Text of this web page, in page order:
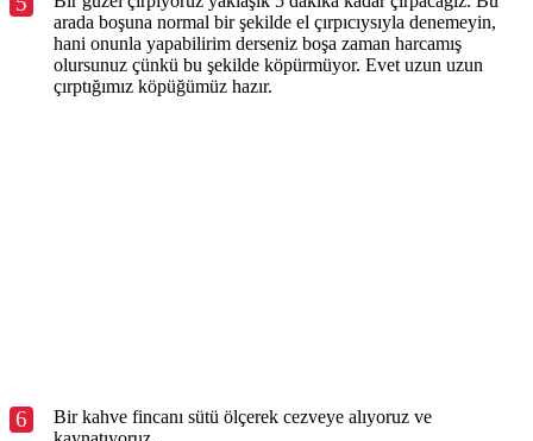
arada boşuna normal bir şekilde el çırpıcıysıyla denemeyin,
hani onunla yapabilirim derseniz boşa zaman harcamış
olursunuz çünkü bu şekilde köpürmüyor. Evet uzun uzun
çırptığımız köpüğümüz hazır.
6
Bir kahve fincanı sütü ölçerek cezveye alıyoruz ve